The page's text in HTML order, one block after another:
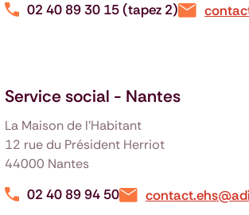
02 40 89 30 15 (tapez 2)
Service social - Nantes
La Maison de l'Habitant
12 rue du Président Herriot
44000 Nantes
02 40 89 94 50